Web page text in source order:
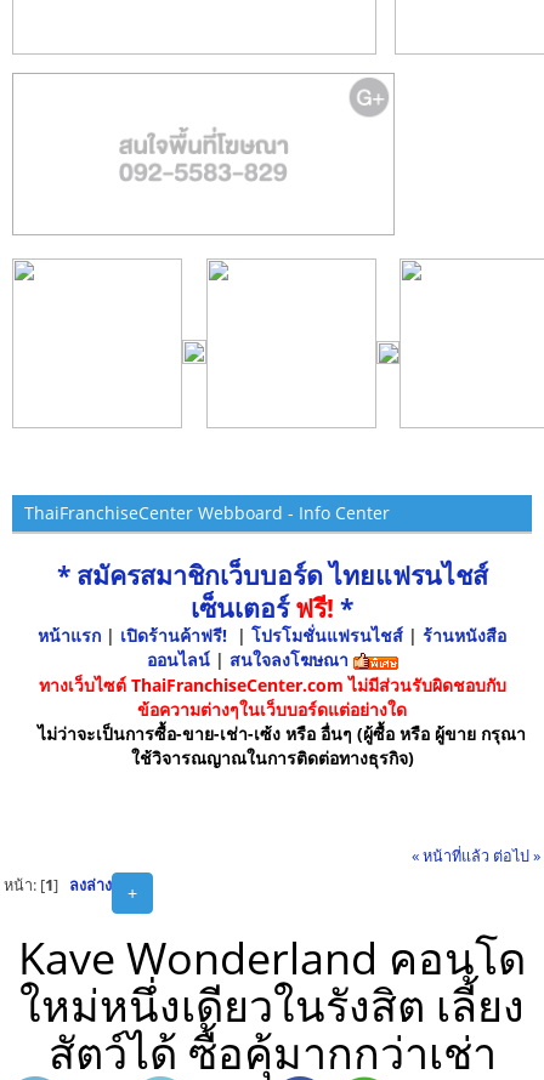
ThaiFranchiseCenter Webboard - Info Center
* สมัครสมาชิกเว็บบอร์ด ไทยแฟรนไชส์
เซ็นเตอร์ฟรี! *
หน้าแรก | เปิดร้านค้าฟรี! | โปรโมชั่นแฟรนไชส์ | ร้านหนังสือ
ออนไลน์ | สนใจลงโฆษณา
ทางเว็บไซต์ ThaiFranchiseCenter.com ไม่มีส่วนรับผิดชอบกับ
ข้อความต่างๆในเว็บบอร์ดแต่อย่างใด
ไม่ว่าจะเป็นการซื้อ-ขาย-เช่า-เซ้ง หรือ อื่นๆ (ผู้ซื้อ หรือ ผู้ขาย กรุณา
ใช้วิจารณญาณในการติดต่อทางธุรกิจ)
« หน้าที่แล้ว ต่อไป »
+
หน้า: [1] ลงล่าง
Kave Wonderland คอนโด
ใหม่หนึ่งเดียวในรังสิต เลี้ยง
สัตว์ได้ ซื้อคุ้มากกว่าเช่า